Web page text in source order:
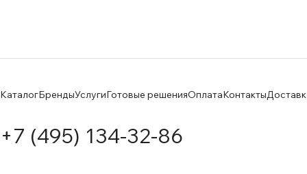
КаталогБрендыУслугиГотовые решенияОплатаКонтакты
+7 (495) 134-32-86